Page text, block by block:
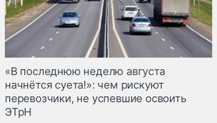
«В последнюю неделю августа
начнётся суета!»: чем рискуют
перевозчики, не успевшие освоить
ЭТрН